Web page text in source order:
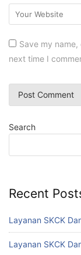
Save my
next time I
Search
Recent
Layanan SKCK
Layanan SKCK